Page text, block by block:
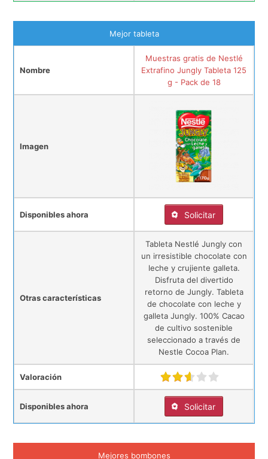
Mejor tableta
Nombre
Muestras gratis de Nestlé
Extrafino Jungly Tableta 125
g - Pack de 18
Imagen
Disponibles ahora Solicitar
Otras características
Tableta Nestlé Jungly con
un irresistible chocolate con
leche y crujiente galleta.
Disfruta del divertido
retorno de Jungly. Tableta
de chocolate con leche y
galleta Jungly. 100% Cacao
de cultivo sostenible
seleccionado a través de
Nestle Cocoa Plan.
Valoración
Disponibles ahora Solicitar
Mejores bombones